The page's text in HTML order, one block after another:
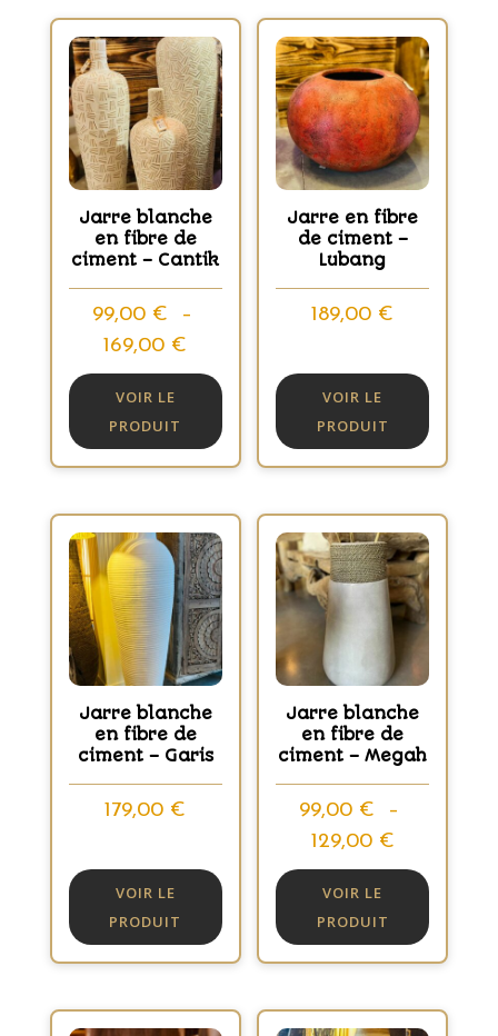
Jarre blanche
en fibre de
ciment – Cantik
99,00 €
–
169,00 €
de
99,00 €
à
VOIR LE
PRODUIT
Jarre en fibre
de ciment –
Lubang
189,00 €
VOIR LE
PRODUIT
Jarre blanche
en fibre de
ciment – Garis
179,00 €
VOIR LE
PRODUIT
Jarre blanche
en fibre de
ciment – Megah
99,00 €
–
129,00 €Plage
de
99,00 €
à
VOIR LE
PRODUIT